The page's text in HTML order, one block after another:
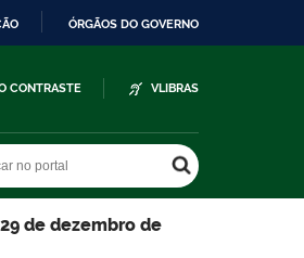
ÓRGÃOS DO GOVERNO
CONTRASTE VLIBRAS
29 de dezembro de